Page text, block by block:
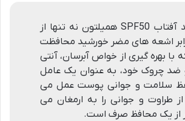
لوسیون ضد آفتاب SPF50 همیلتون نه تنها از
اشعه های مضر خورشید محافظت
با بهره گیری از خواص آبرسان، آنتی
ضد چروک خود، به عنوان یک عامل
سلامت و جوانی پوست عمل می
طراوت و جوانی را به ارمغان می
از یک محافظ صرف است.